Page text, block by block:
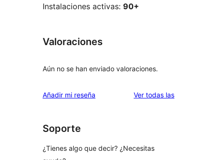
Instalaciones activas: 90+
Valoraciones
Aún no se han enviado valoraciones.
Añadir mi reseña Ver todas lasvaloraciones
Soporte
¿Tienes algo que decir? ¿Necesitas